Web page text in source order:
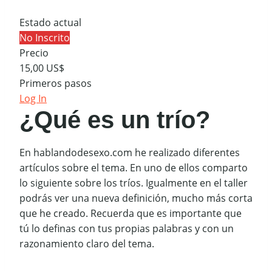
Estado actual
No Inscrito
Precio
15,00 US$
Primeros pasos
Log In
¿Qué es un trío?
En hablandodesexo.com he realizado diferentes
artículos sobre el tema. En uno de ellos comparto
lo siguiente sobre los tríos. Igualmente en el taller
podrás ver una nueva definición, mucho más corta
que he creado. Recuerda que es importante que
tú lo definas con tus propias palabras y con un
razonamiento claro del tema.